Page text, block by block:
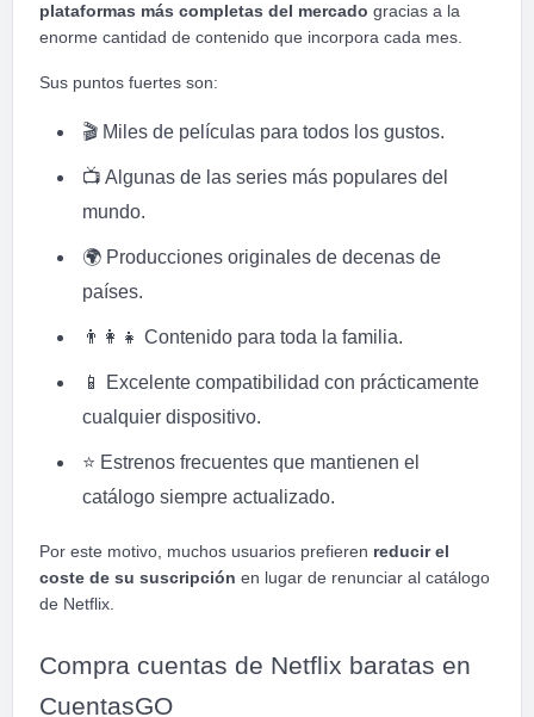
plataformas más completas del mercado gracias a la
enorme cantidad de contenido que incorpora cada mes.
Sus puntos fuertes son:
🎬 Miles de películas para todos los gustos.
📺 Algunas de las series más populares del
mundo.
🌍 Producciones originales de decenas de
países.
👨 👩 👧 Contenido para toda la familia.
📱
Excelente compatibilidad con prácticamente
cualquier dispositivo.
⭐ Estrenos frecuentes que mantienen el
catálogo siempre actualizado.
Por este motivo, muchos usuarios prefieren reducir el
coste de su suscripción en lugar de renunciar al catálogo
de Netflix.
Compra cuentas de Netflix baratas en
CuentasGO